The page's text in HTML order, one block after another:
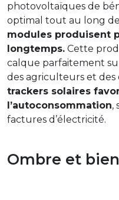
photovoltaïques de
optimal tout au long
modules produisent
longtemps. Cette
calque parfaitement
des agriculteurs et des
trackers solaires
l’autoconsommation,
factures d’électricité.
Ombre et